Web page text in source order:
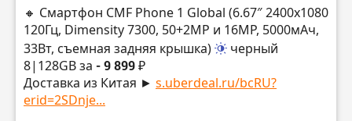
🔸 Смартфон CMF Phone 1 Global (6.67″ 2400х1080
120Гц, Dimensity 7300, 50+2MP и 16MP, 5000мАч,
33Вт, съемная задняя крышка)
черный
8|128GB за - 9 899 ₽
Доставка из Китая ► s.uberdeal.ru/bcRU?
erid=2SDnje...